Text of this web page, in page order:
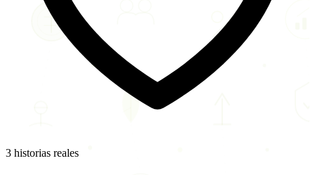
3 historias reales